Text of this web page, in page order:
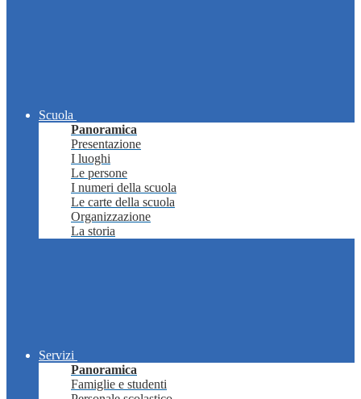
Scuola
Panoramica
Presentazione
I luoghi
Le persone
I numeri della scuola
Le carte della scuola
Organizzazione
La storia
Servizi
Panoramica
Famiglie e studenti